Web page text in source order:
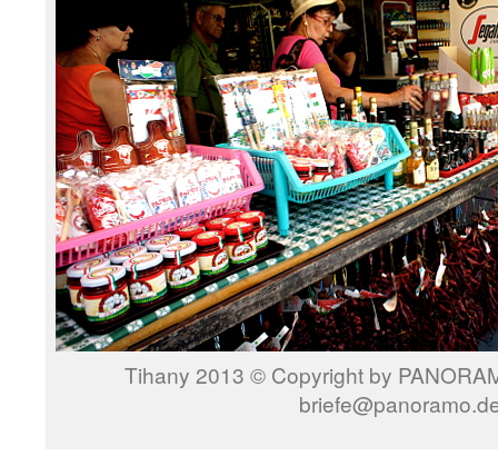
Tihany 2013 © Copyright by